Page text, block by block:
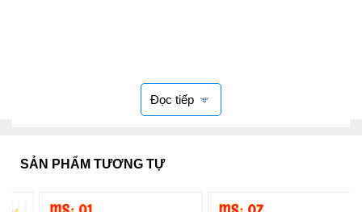
Đọc tiếp
SẢN PHẨM TƯƠNG TỰ